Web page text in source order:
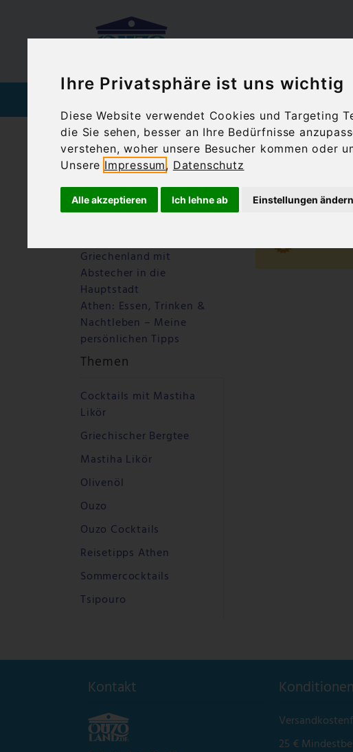
Ihre Privatsphäre ist uns wichtig
Diese Website verwendet Cookies und Targeting
die Sie sehen, besser an Ihre Bedürfnisse
verstehen, woher unsere Besucher kommen oder
Unsere Impressum, Datenschutz
Alle akzeptieren Ich lehne ab Einstellungen ändern
SPIRITUOSEN
Startseite Blog Athen Einwohner
Letzte Beiträge
Warum Ouzo Kazanisto
anders schmeckt – ein
Griechenland mit
Abstecher in die
Hauptstadt
Athen: Essen, Trinken &
Nachtleben – Meine
persönlichen Tipps
Themen
Cocktails mit Mastiha
Likör
Griechischer Bergtee
Mastiha Likör
Olivenöl
Ouzo
Ouzo Cocktails
Reisetipps Athen
Sommercocktails
Tsipouro
Kontakt Konditionen
25 €